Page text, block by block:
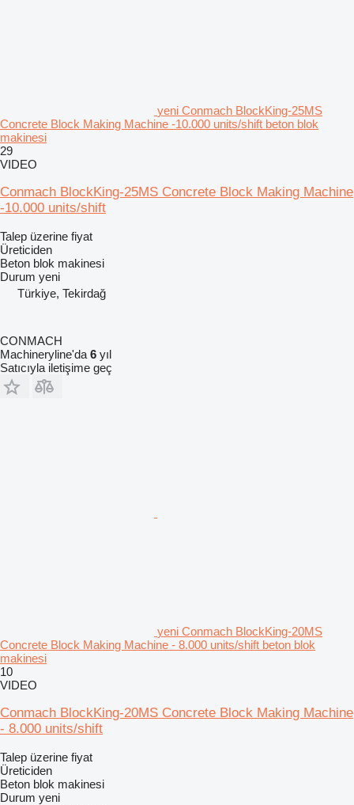
yeni Conmach BlockKing-25MS
Concrete Block Making Machine -10.000 units/shift beton blok
makinesi
29
VIDEO
Conmach BlockKing-25MS Concrete Block Making Machine
-10.000 units/shift
Talep üzerine fiyat
Üreticiden
Beton blok makinesi
Durum yeni
Türkiye, Tekirdağ
CONMACH
Machineryline'da 6 yıl
Satıcıyla iletişime geç
yeni Conmach BlockKing-20MS
Concrete Block Making Machine - 8.000 units/shift beton blok
makinesi
10
VIDEO
Conmach BlockKing-20MS Concrete Block Making Machine
- 8.000 units/shift
Talep üzerine fiyat
Üreticiden
Beton blok makinesi
Durum yeni